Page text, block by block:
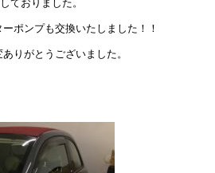
ておりました。
ポンプも交換いたしました！！
りがとうございました。